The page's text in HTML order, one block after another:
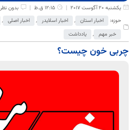
یکشنبه 20 آگوست 2017
12:15 ق.ظ بدون نظر
حوزه:
اخبار استان , اخبار اسلایدر , اخبار اصلی ,
خبر مهم , یادداشت
چربی خون چیست؟